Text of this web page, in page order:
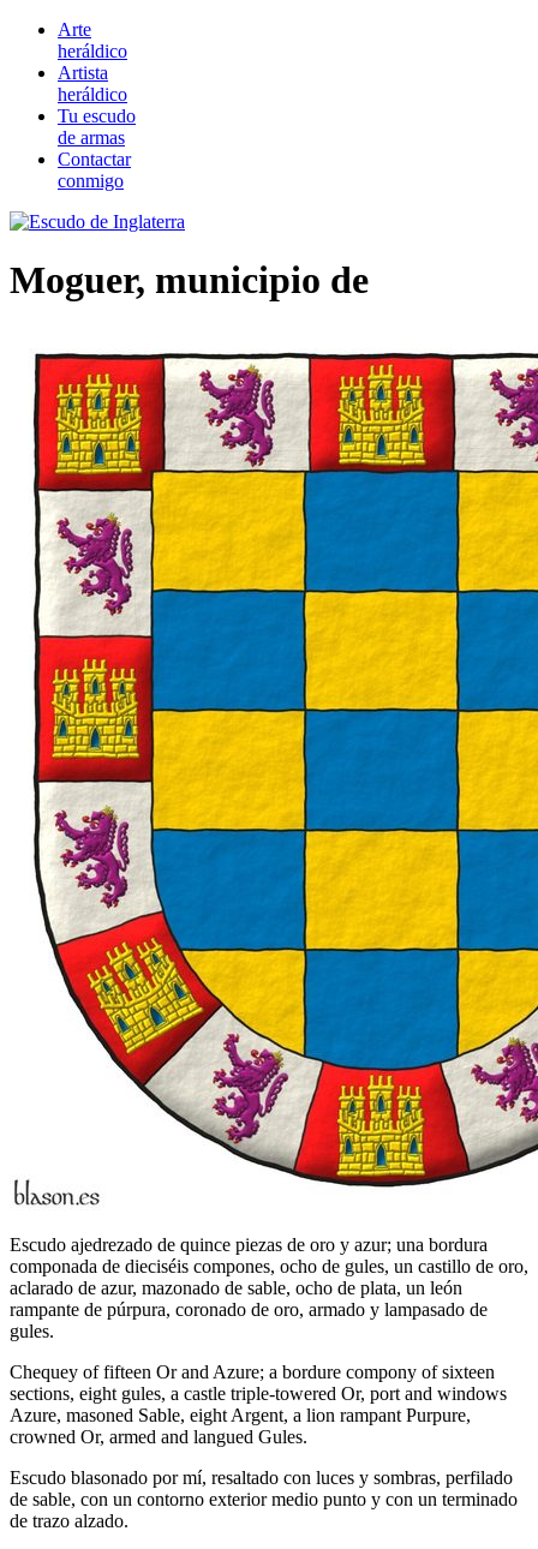
Arte
heráldico
Artista
heráldico
Tu escudo
de armas
Contactar
conmigo
Moguer, municipio de
Escudo ajedrezado de quince piezas de oro y azur; una bordura
componada de dieciséis compones, ocho de gules, un castillo de oro,
aclarado de azur, mazonado de sable, ocho de plata, un león
rampante de púrpura, coronado de oro, armado y lampasado de
gules.
Chequey of fifteen Or and Azure; a bordure compony of sixteen
sections, eight gules, a castle triple-towered Or, port and windows
Azure, masoned Sable, eight Argent, a lion rampant Purpure,
crowned Or, armed and langued Gules.
Escudo blasonado por mí, resaltado con luces y sombras, perfilado
de sable, con un contorno exterior medio punto y con un terminado
de trazo alzado.